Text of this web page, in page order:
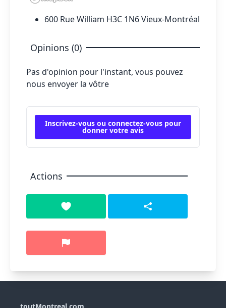
600 Rue William H3C 1N6 Vieux-Montréal
Opinions (0)
Pas d'opinion pour l'instant, vous pouvez
nous envoyer la vôtre
Inscrivez-vous ou connectez-vous pour
donner votre avis
Actions